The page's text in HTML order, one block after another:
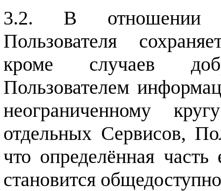
В отношении
Пользователя
кроме случаев
Пользователем
неограниченному
отдельных Сервисов,
что определённая
становится